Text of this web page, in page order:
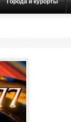
Города и курорты